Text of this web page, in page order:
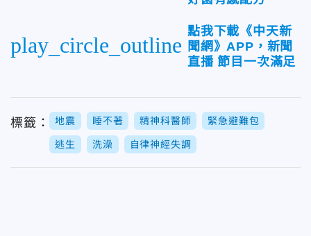
play_circle_outline
點我下載《中天新
聞網》APP，新聞
直播 節目一次滿足
標籤： 地震 睡不著 精神科醫師 緊急避難包
逃生 洗澡 自律神經失調